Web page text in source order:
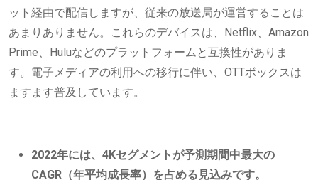
ット経由で配信しますが、従来の放送局が運営することは
あまりありません。これらのデバイスは、Netflix、Amazon
Prime、Huluなどのプラットフォームと互換性がありま
す。電子メディアの利用への移行に伴い、OTTボックスは
ますます普及しています。
2022年には、4Kセグメントが予測期間中最大の
CAGR（年平均成長率）を占める見込みです。